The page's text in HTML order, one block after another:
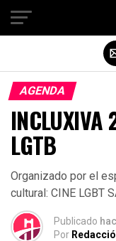
AGENDA
LGTB
Organizado por el
cultural: CINE LGBT
Publicado
Por